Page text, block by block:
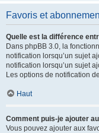
Favoris et
Quelle est la différence
Dans phpBB 3.0, la
notification lorsqu’un sujet
notification lorsqu’un sujet
Les options de notification
Haut
Comment puis-je ajouter
Vous pouvez ajouter aux